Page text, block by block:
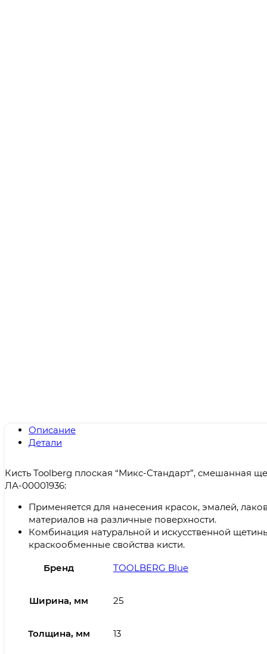
Описание
Детали
Кисть Toolberg плоская “Микс-Стандарт”, смешанная
ЛА-00001936:
Применяется для нанесения красок, эмалей,
материалов на различные поверхности.
Комбинация натуральной и искусственной
краскообменные свойства кисти.
Бренд TOOLBERG Blue
Ширина, мм 25
Толщина, мм 13